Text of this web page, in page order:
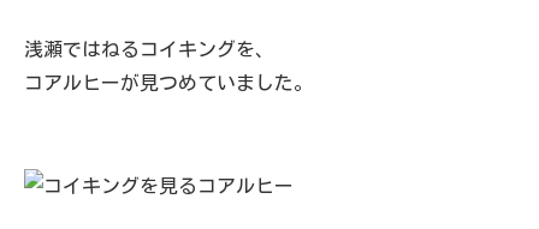
浅瀬ではねるコイキングを、
コアルヒーが見つめていました。